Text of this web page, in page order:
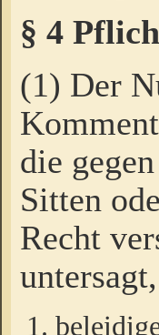
§ 4
(1) Der
die
Sitten
Recht
untersagt,